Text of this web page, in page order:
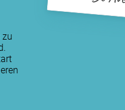
zu